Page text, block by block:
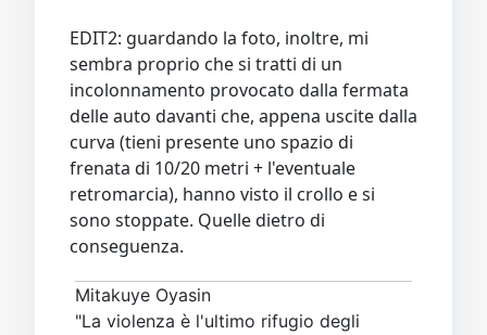
EDIT2: guardando la foto, inoltre, mi
sembra proprio che si tratti di un
incolonnamento provocato dalla fermata
delle auto davanti che, appena uscite dalla
curva (tieni presente uno spazio di
frenata di 10/20 metri + l'eventuale
retromarcia), hanno visto il crollo e si
sono stoppate. Quelle dietro di
conseguenza.
Mitakuye Oyasin
"La violenza è l'ultimo rifugio degli